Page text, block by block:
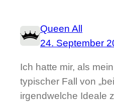
Queen All
24. September
Ich hatte mir, als
typischer Fall von
irgendwelche Ideale